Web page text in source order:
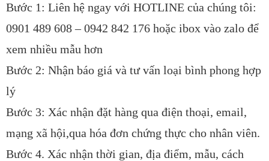
Bước 1: Liên hệ ngay với HOTLINE của chúng tôi:
0901 489 608 – 0942 842 176 hoặc ibox vào zalo để
xem nhiều mẫu hơn
Bước 2: Nhận báo giá và tư vấn loại bình phong hợp
lý
Bước 3: Xác nhận đặt hàng qua điện thoại, email,
mạng xã hội,qua hóa đơn chứng thực cho nhân viên.
Bước 4. Xác nhận thời gian, địa điểm, mẫu, cách